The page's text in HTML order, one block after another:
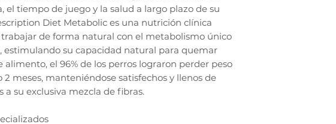
el tiempo de juego y la salud a largo plazo de su
Diet Metabolic es una nutrición clínica
de forma natural con el metabolismo único
estimulando su capacidad natural para quemar
alimento, el 96% de los perros lograron perder peso
2 meses, manteniéndose satisfechos y llenos de
a su exclusiva mezcla de fibras.